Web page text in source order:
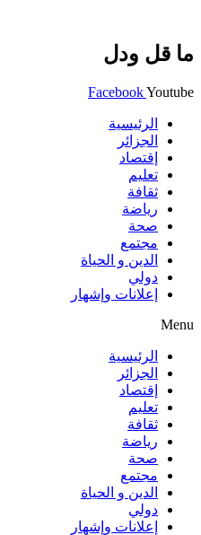
ما قل ودل
FacebookYoutube
الرئيسية
الجزائر
إقتصاد
تعليم
ثقافة
رياضة
صحة
مجتمع
الدين و الحياة
دولي
إعلانات وإشهار
Menu
الرئيسية
الجزائر
إقتصاد
تعليم
ثقافة
رياضة
صحة
مجتمع
الدين و الحياة
دولي
إعلانات وإشهار